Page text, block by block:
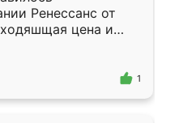
Ренессанс от
цена и
Приехавший
самый
1